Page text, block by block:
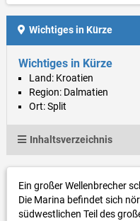
Wichtiges in Kürze
Wichtiges in Kürze
Land: Kroatien
Region: Dalmatien
Ort: Split
Inhaltsverzeichnis
Ein großer Wellenbrecher
Die Marina befindet sich
südwestlichen Teil des